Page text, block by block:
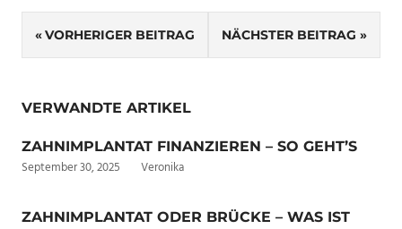
Beitragsnavigation
VORHERIGER BEITRAG NÄCHSTER BEITRAG
VERWANDTE ARTIKEL
ZAHNIMPLANTAT FINANZIEREN – SO GEHT’S
September 30, 2025 Veronika
ZAHNIMPLANTAT ODER BRÜCKE – WAS IST